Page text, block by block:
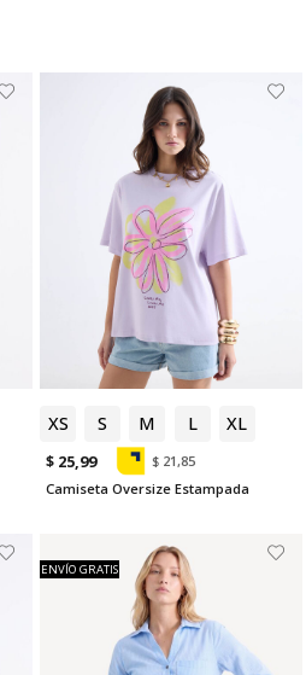
XS S M L XL
$ 25,99
$ 21,85
Camiseta Oversize Estampada
ENVÍO GRATIS